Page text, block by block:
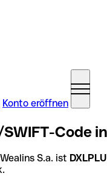
Konto eröffnen
Code
S.a. ist